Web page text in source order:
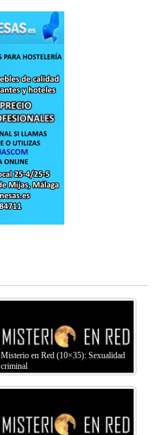
Misterio en Red (10×35): Sexualidad
criminal